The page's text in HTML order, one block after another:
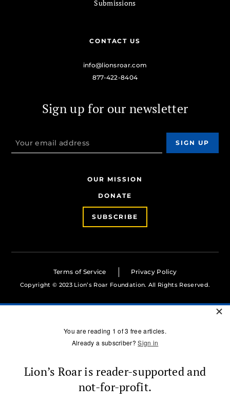
Submissions
CONTACT US
info@lionsroar.com
877-422-8404
Sign up for our newsletter
OUR MISSION
DONATE
SUBSCRIBE
Terms of Service Privacy Policy
Copyright © 2023 Lion’s Roar Foundation. All Rights Reserved.